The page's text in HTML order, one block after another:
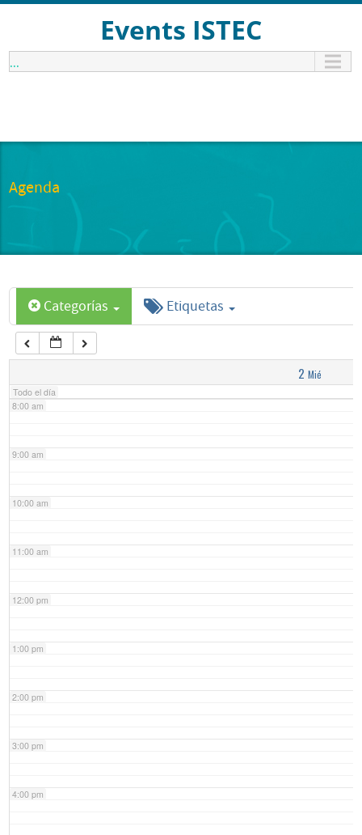
Events ISTEC
...
Agenda
Categorías Etiquetas
2 Mié
Todo el día
1:00 am
6:00 am
7:00 am
8:00 am
9:00 am
10:00 am
11:00 am
12:00 pm
1:00 pm
2:00 pm
3:00 pm
4:00 pm